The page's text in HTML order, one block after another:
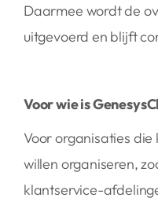
Daarmee wordt de
uitgevoerd en blijft
Voor wie is
Voor organisaties
willen organiseren,
klantservice-